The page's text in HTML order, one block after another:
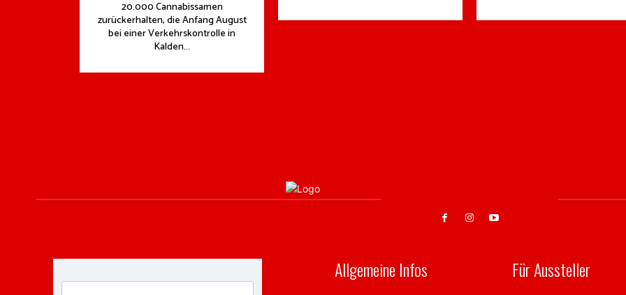
20.000 Cannabissamen
zurückerhalten, die Anfang August
bei einer Verkehrskontrolle in
Kalden...
Allgemeine Infos Für Aussteller